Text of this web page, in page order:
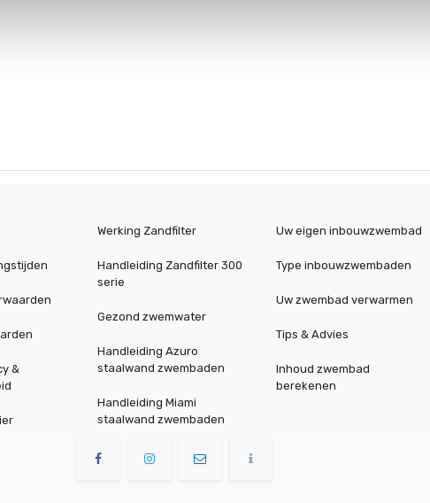
&
Werking Zandfilter
Handleiding Zandfilter 300
serie
Gezond zwemwater
Handleiding Azuro
staalwand zwembaden
Handleiding Miami
staalwand zwembaden
Uw eigen inbouwzwembad
Type inbouwzwembaden
Uw zwembad verwarmen
Tips & Advies
Inhoud zwembad
berekenen